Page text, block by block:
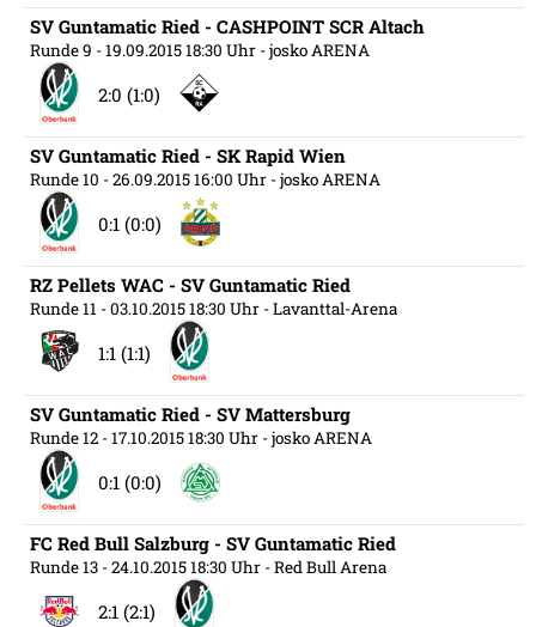
SV Guntamatic Ried - CASHPOINT SCR Altach
Runde 9 - 19.09.2015 18:30 Uhr - josko ARENA
2:0 (1:0)
SV Guntamatic Ried - SK Rapid Wien
Runde 10 - 26.09.2015 16:00 Uhr - josko ARENA
0:1 (0:0)
RZ Pellets WAC - SV Guntamatic Ried
Runde 11 - 03.10.2015 18:30 Uhr - Lavanttal-Arena
1:1 (1:1)
SV Guntamatic Ried - SV Mattersburg
Runde 12 - 17.10.2015 18:30 Uhr - josko ARENA
0:1 (0:0)
FC Red Bull Salzburg - SV Guntamatic Ried
Runde 13 - 24.10.2015 18:30 Uhr - Red Bull Arena
2:1 (2:1)